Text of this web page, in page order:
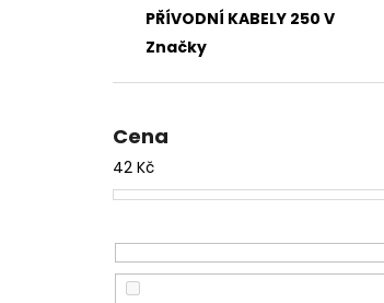
PŘÍVODNÍ KABELY 250 V
Značky
Cena
42 Kč